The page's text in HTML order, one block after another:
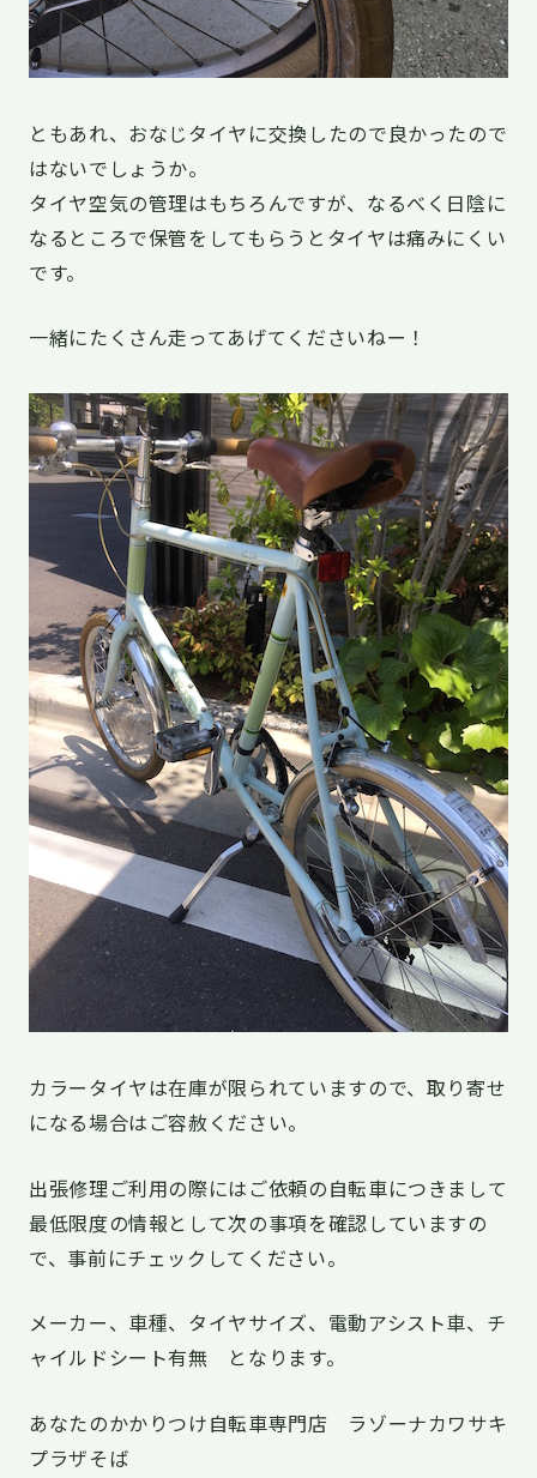
ともあれ、おなじタイヤに交換したので良かったので
はないでしょうか。
タイヤ空気の管理はもちろんですが、なるべく日陰に
なるところで保管をしてもらうとタイヤは痛みにくい
です。
一緒にたくさん走ってあげてくださいねー！
カラータイヤは在庫が限られていますので、取り寄せ
になる場合はご容赦ください。
出張修理ご利用の際にはご依頼の自転車につきまして
最低限度の情報として次の事項を確認していますの
で、事前にチェックしてください。
メーカー、車種、タイヤサイズ、電動アシスト車、チ
ャイルドシート有無 となります。
あなたのかかりつけ自転車専門店 ラゾーナカワサキ
プラザそば